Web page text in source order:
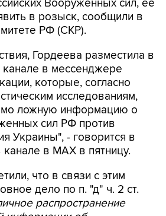
РФ (СКР).
Гордеева разместила в
которые, согласно
исследованиям,
ложную информацию о
сил РФ против
Украины", - говорится в
в MAX в пятницу.
что в связи с этим
распространение
информации об
сил РФ).